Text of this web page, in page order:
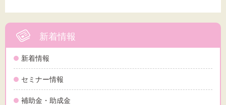
新着情報
新着情報
セミナー情報
補助金・助成金